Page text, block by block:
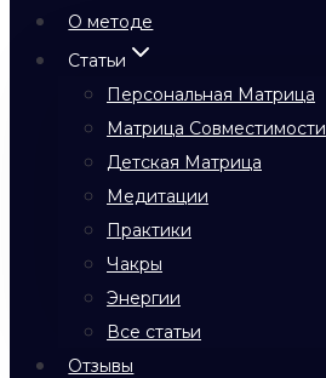
О методе
Статьи
Персональная Матрица
Матрица Совместимости
Детская Матрица
Медитации
Практики
Чакры
Энергии
Все статьи
Отзывы